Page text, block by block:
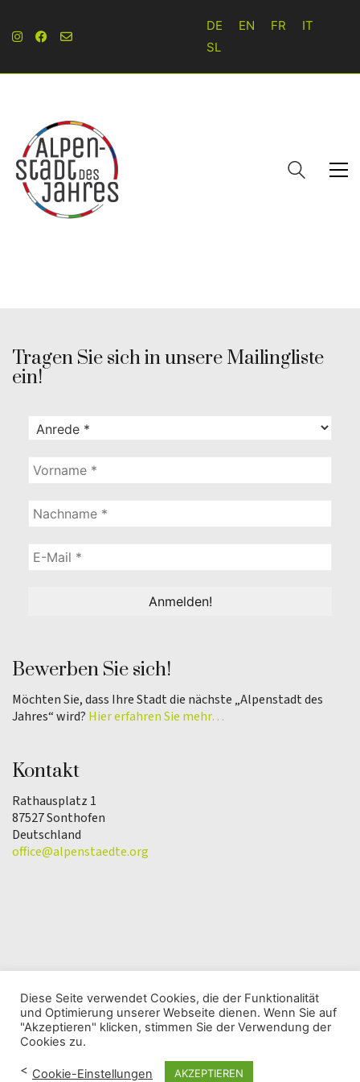
DE EN FR
IT
SL
Tragen Sie sich in unsere Mailingliste
ein!
Bewerben Sie sich!
Möchten Sie, dass Ihre Stadt die nächste „Alpenstadt des
Jahres“ wird? Hier erfahren Sie mehr…
Kontakt
Rathausplatz 1
87527 Sonthofen
Deutschland
office@alpenstaedte.org
© Copyright 2025 | Verein Alpenstadt des Jahres |
Datenschutzerklärung
Diese Seite verwendet Cookies, die der Funktionalität
und Optimierung unserer Webseite dienen. Wenn Sie auf
"Akzeptieren" klicken, stimmen Sie der Verwendung der
Cookies zu.
< Cookie-Einstellungen AKZEPTIEREN